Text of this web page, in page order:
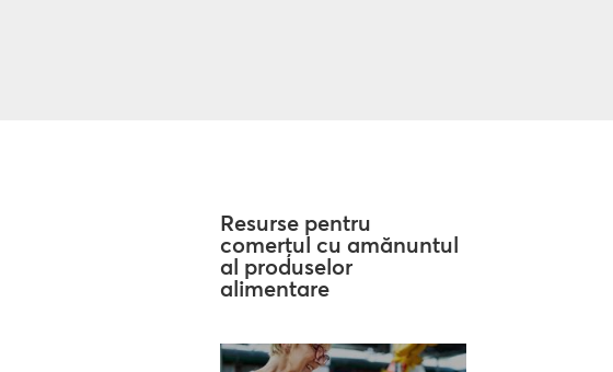
Resurse pentru
comerțul cu amănuntul
al produselor
alimentare